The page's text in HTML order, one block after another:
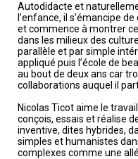
Autodidacte et
l’enfance, il s’émancipe
et commence à montrer
dans les milieux des
parallèle et par simple
appliqué puis l’école de
au bout de deux ans car
collaborations auquel il
Nicolas Ticot aime le
conçois, essais et réalise
inventive, dites hybrides,
simples et humanistes
complexes comme une